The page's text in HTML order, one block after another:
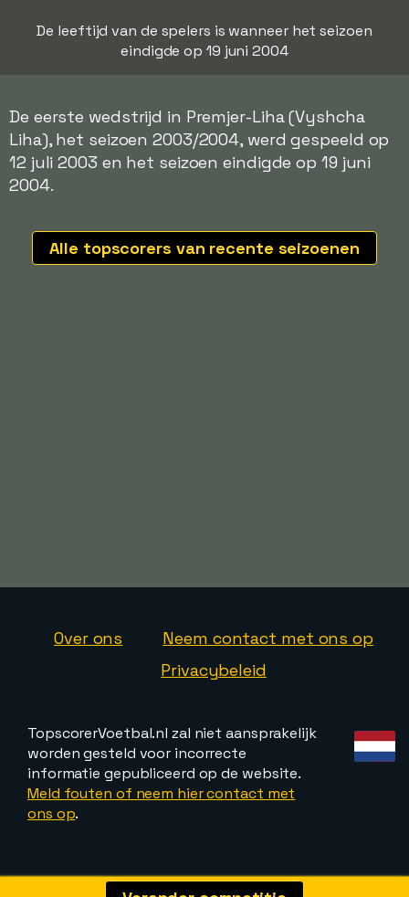
De leeftijd van de spelers is wanneer het seizoen
eindigde op 19 juni 2004
De eerste wedstrijd in Premjer-Liha (Vyshcha
Liha), het seizoen 2003/2004, werd gespeeld op
12 juli 2003 en het seizoen eindigde op 19 juni
2004.
Alle topscorers van recente seizoenen
Over ons
Neem contact met ons op
Privacybeleid
TopscorerVoetbal.nl zal niet aansprakelijk
worden gesteld voor incorrecte
informatie gepubliceerd op de website.
Meld fouten of neem hier contact met
ons op.